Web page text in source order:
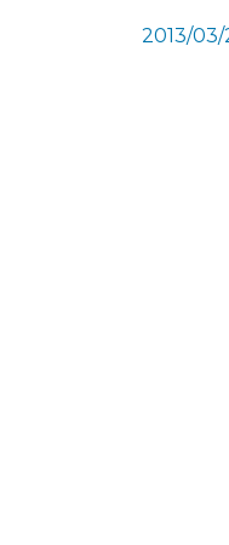
2013/03/